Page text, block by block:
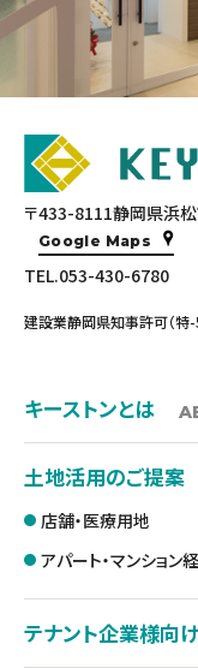
〒433-8111静岡県浜
Google Maps
TEL.053-430-6780
建設業静岡県知事許可（特
キーストンとは
土地活用のご提案
店舗・医療用地
アパート・マンション
テナント企業様向